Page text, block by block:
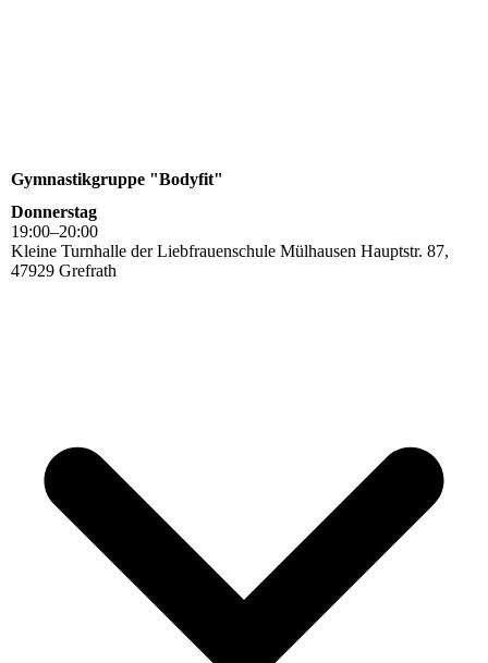
Gymnastikgruppe "Bodyfit"
Donnerstag
19:00–20:00
Kleine Turnhalle der Liebfrauenschule Mülhausen Hauptstr. 87,
47929 Grefrath